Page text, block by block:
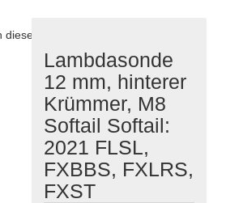
dieser Kategorie
Lambdasonde
12 mm, hinterer
Krümmer, M8
Softail Softail:
2021 FLSL,
FXBBS, FXLRS,
FXST